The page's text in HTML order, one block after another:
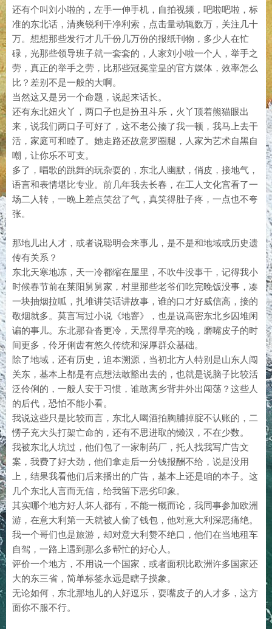
还有个叫刘小啦的，左手一伸手机，自拍视频，吧啦吧啦，标
准的东北话，清爽锐利干净利索，点击量动辄数万，关注几十
万。想想那些发行才几千份几万份的报纸刊物，多少人在忙
碌，光那些领导班子就一套套的，人家刘小啦一个人，举手之
劳，真正的举手之劳，比那些冠冕堂皇的官方媒体，效率怎么
比？差别不是一般的大啊。
当然这又是另一个命题，说起来话长。
还有东北妞火丫，两口子也是扮丑斗乐，火丫顶着熊猫眼出
来，说我们两口子可好了，这不老公揍了我一顿，我马上去干
活，家庭可和睦了。她走路还故意罗圈腿，人家为艺术自黑自
嘲，让你乐不可支。
多了，唱歌的跳舞的玩杂耍的，东北人幽默，俏皮，接地气，
语言和表情堪比专业。前几年我去长春，在工人文化宫看了一
场二人转，一晚上差点笑岔了气，真笑得肚子疼，一点也不夸
张。
那地儿出人才，或者说聪明会来事儿，是不是和地域或历史遗
传有关系？
东北天寒地冻，天一冷都缩在屋里，不吹牛没事干，记得我小
时候春节前在莱阳舅舅家，村里那些老爷们吃完晚饭没事，凑
一块抽烟拉呱，扎堆讲笑话讲故事，谁的口才好威信高，接的
敬烟就多。莫言写过小说《地窨》，也是说高密东北乡囚堆闲
谝的事儿。东北那旮沓更冷，天黑得早亮的晚，磨嘴皮子的时
间更多，伶牙俐齿有悠久传统和深厚群众基础。
除了地域，还有历史，追本溯源，当初北方人特别是山东人闯
关东，基本上都是有点想法敢豁出去的，也就是说脑子比较活
泛伶俐的，一般人安于习惯，谁敢离乡背井外出闯荡？这些人
的后代，恐怕不能小看。
我说这些只是比较而言，东北人喝酒拍胸脯掉腚不认账的，二
愣子充大头打架亡命的，还有不思进取的懒汉，不在少数。
我被东北人坑过，他们包了一家制药厂，托人找我写广告文
案，我费了好大劲，他们拿走后一分钱报酬不给，说是没用
上，结果我看他们后来播出的广告，基本上还是咱的本子。这
几个东北人言而无信，给我留下恶劣印象。
其实哪个地方好人坏人都有，不能一概而论，我同事参加欧洲
游，在意大利第一天就被人偷了钱包，他对意大利深恶痛绝。
我一个哥们也是旅游，却对意大利赞不绝口，他们在当地租车
自驾，一路上遇到那么多帮忙的好心人。
评价一个地方，不用说一个国家，或者面积比欧洲许多国家还
大的东三省，简单标签永远是瞎子摸象。
无论如何，东北那地儿的人好逗乐，耍嘴皮子的人才多，这方
面你不服不行。